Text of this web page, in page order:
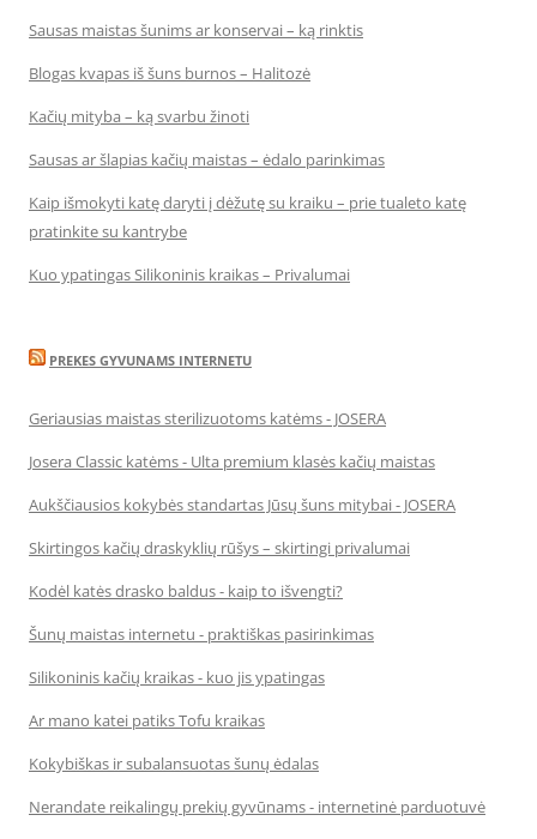
Sausas maistas šunims ar konservai – ką rinktis
Blogas kvapas iš šuns burnos – Halitozė
Kačių mityba – ką svarbu žinoti
Sausas ar šlapias kačių maistas – ėdalo parinkimas
Kaip išmokyti katę daryti į dėžutę su kraiku – prie tualeto katę
pratinkite su kantrybe
Kuo ypatingas Silikoninis kraikas – Privalumai
PREKES GYVUNAMS INTERNETU
Geriausias maistas sterilizuotoms katėms - JOSERA
Josera Classic katėms - Ulta premium klasės kačių maistas
Aukščiausios kokybės standartas Jūsų šuns mitybai - JOSERA
Skirtingos kačių draskyklių rūšys – skirtingi privalumai
Kodėl katės drasko baldus - kaip to išvengti?
Šunų maistas internetu - praktiškas pasirinkimas
Silikoninis kačių kraikas - kuo jis ypatingas
Ar mano katei patiks Tofu kraikas
Kokybiškas ir subalansuotas šunų ėdalas
Nerandate reikalingų prekių gyvūnams - internetinė parduotuvė